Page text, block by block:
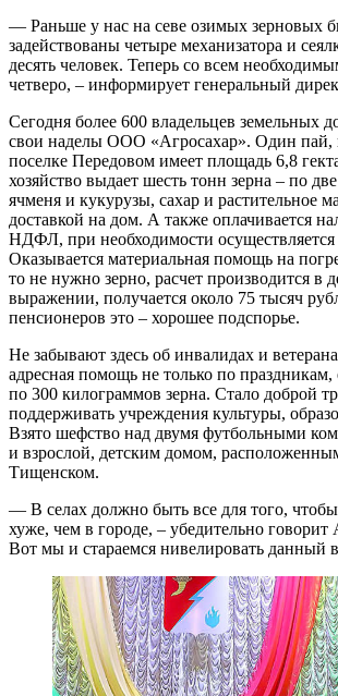
— Раньше у нас на севе озимых зерновых
задействованы четыре механизатора и
десять человек. Теперь со всем
четверо, – ​информирует генеральный
Сегодня более 600 владельцев земельных
свои наделы ООО «Агросахар». Один пай,
поселке Передовом имеет площадь 6,8
хозяйство выдает шесть тонн зерна – ​по
ячменя и кукурузы, сахар и растительное
доставкой на дом. А также оплачивается
НДФЛ, при необходимости осуществляется
Оказывается материальная помощь на
то не нужно зерно, расчет производится в
выражении, получается около 75 тысяч
пенсионеров это – ​хорошее подспорье.
Не забывают здесь об инвалидах и
адресная помощь не только по праздникам,
по 300 килограммов зерна. Стало доброй
поддерживать учреждения культуры,
Взято шефство над двумя футбольными
и взрослой, детским домом,
Тищенском.
— В селах должно быть все для того,
хуже, чем в городе, – ​убедительно говорит
Вот мы и стараемся нивелировать данный